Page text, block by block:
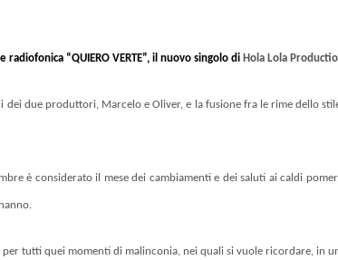
“QUIERO VERTE”, il nuovo singolo di Hola Lola
dei due produttori, Marcelo e Oliver, e la fusione fra le rime dello
è considerato il mese dei cambiamenti e dei saluti ai caldi
per tutti quei momenti di malinconia, nei quali si vuole ricordare, in